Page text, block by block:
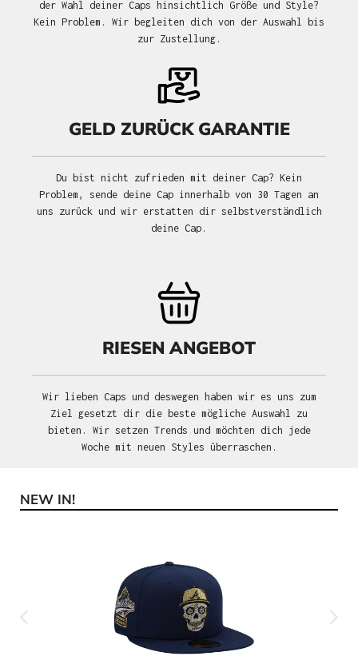
der Wahl deiner Caps hinsichtlich Größe und Style?
Kein Problem. Wir begleiten dich von der Auswahl bis
zur Zustellung.
GELD ZURÜCK GARANTIE
Du bist nicht zufrieden mit deiner Cap? Kein
Problem, sende deine Cap innerhalb von 30 Tagen an
uns zurück und wir erstatten dir selbstverständlich
deine Cap.
RIESEN ANGEBOT
Wir lieben Caps und deswegen haben wir es uns zum
Ziel gesetzt dir die beste mögliche Auswahl zu
bieten. Wir setzen Trends und möchten dich jede
Woche mit neuen Styles überraschen.
Produktgalerie überspringen
NEW IN!